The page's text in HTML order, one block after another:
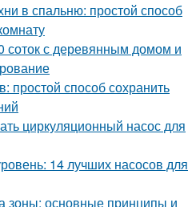
в спальню: простой способ
соток с деревянным домом и
простой способ сохранить
циркуляционный насос для
14 лучших насосов для
зоны: основные принципы и